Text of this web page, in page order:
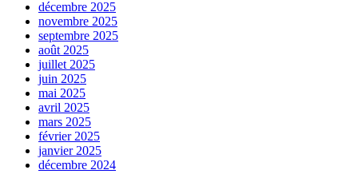
décembre 2025
novembre 2025
septembre 2025
août 2025
juillet 2025
juin 2025
mai 2025
avril 2025
mars 2025
février 2025
janvier 2025
décembre 2024